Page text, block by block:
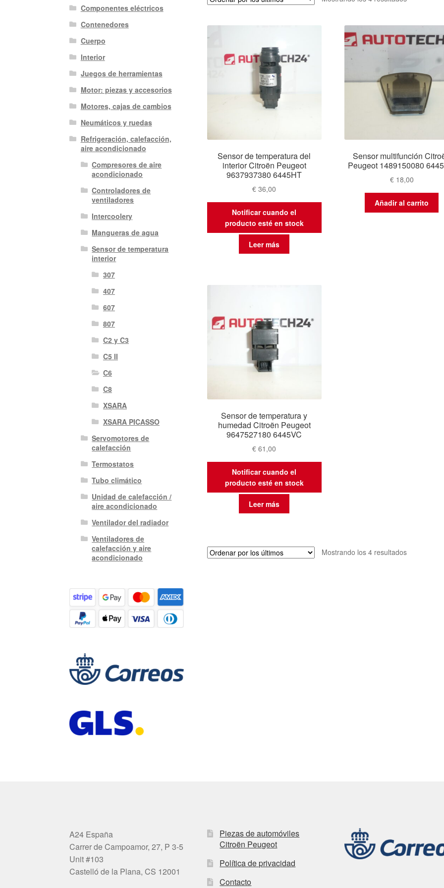
Sensor de temperatura del
interior Citroën Peugeot
9637937380 6445HT
€ 36,00
Notificar cuando el
producto esté en stock
Leer más
Sensor multifunción
Peugeot 1489150080
€18,00
Añadir al carrito
Sensor de temperatura y
humedad Citroën Peugeot
9647527180 6445VC
€ 61,00
Notificar cuando el
producto esté en stock
Leer más
Mostrando los 4 resultadosOrdenado
Componentes eléctricos
Contenedores
Cuerpo
Interior
Juegos de herramientas
Motor: piezas y accesorios
Motores, cajas de cambios
Neumáticos y ruedas
Refrigeración, calefacción,
aire acondicionado
Compresores de aire
acondicionado
Controladores de
ventiladores
Intercoolery
Mangueras de agua
Sensor de temperatura
interior
307
407
607
807
C2 y C3
C5 II
C6
C8
XSARA
XSARA PICASSO
Servomotores de
calefacción
Termostatos
Tubo climático
Unidad de calefacción /
aire acondicionado
Ventilador del radiador
Ventiladores de
calefacción y aire
acondicionado
A24 España
Carrer de Campoamor, 27, P 3-5
Unit #103
Castelló de la Plana, CS 12001
Piezas de automóviles
Citroën Peugeot
Política de privacidad
Contacto